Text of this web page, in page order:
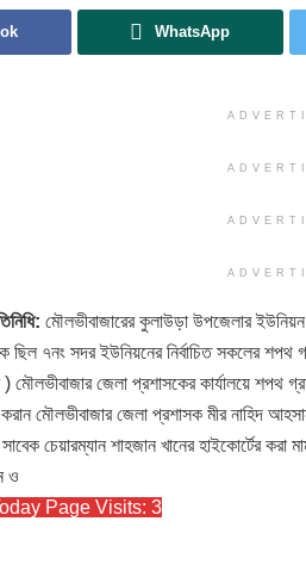
WhatsApp
মৌলভীবাজারের কুলাউড়া উপজেলার ইউনিয়ন
৭নং সদর ইউনিয়নের নির্বাচিত সকলের শপথ
জেলা প্রশাসকের কার্যালয়ে শপথ
মৌলভীবাজার জেলা প্রশাসক মীর নাহিদ
চেয়ারম্যান শাহজান খানের হাইকোর্টের করা
ও
Page Visits: 3